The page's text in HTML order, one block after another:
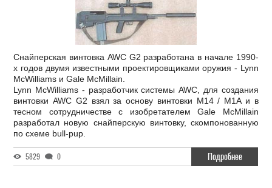
Снайперская винтовка AWC G2 разработана в начале 1990-
х годов двумя известными проектировщиками оружия - Lynn
McWilliams и Gale McMillain.
Lynn McWilliams - разработчик системы AWC, для создания
винтовки AWC G2 взял за основу винтовки M14 / M1A и в
тесном сотрудничестве с изобретателем Gale McMillain
разработал новую снайперскую винтовку, скомпонованную
по схеме bull-pup.
5829 0 Подробнее